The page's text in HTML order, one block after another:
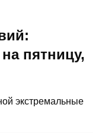
пятницу,
экстремальные